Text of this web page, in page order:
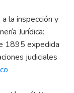
la inspección y
Jurídica:
1895 expedida
judiciales